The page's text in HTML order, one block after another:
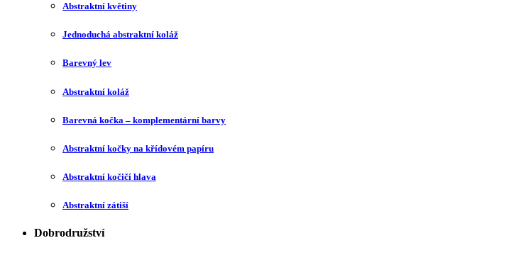
Abstraktní květiny
Jednoduchá abstraktní koláž
Barevný lev
Abstraktní koláž
Barevná kočka – komplementární barvy
Abstraktní kočky na křídovém papíru
Abstraktní kočičí hlava
Abstraktní zátiší
Dobrodružství